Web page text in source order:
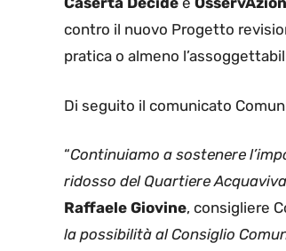
contro il nuovo Progetto
pratica o almeno
Di seguito il comunicato
“Continuiamo a sostenere
ridosso del Quartiere
Raffaele Giovine, consigliere
la possibilità al Consiglio